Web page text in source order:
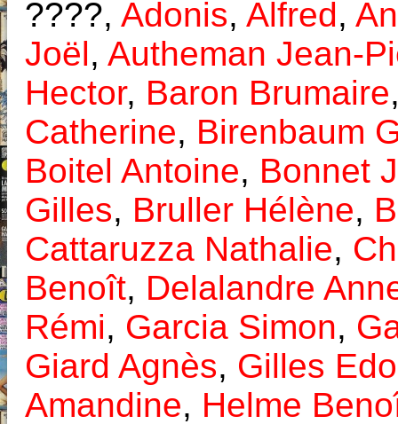
????, Adonis, Alfred,
Joël, Autheman Jean-
Hector, Baron Brumaire
Catherine, Birenbaum
Boitel Antoine, Bonnet
Gilles, Bruller Hélène,
Cattaruzza Nathalie,
Benoît, Delalandre
Rémi, Garcia Simon,
Giard Agnès, Gilles
Amandine, Helme